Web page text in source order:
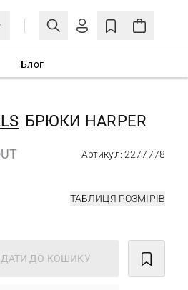
МОЯ ОБЛІКІВКА
СТВОРИТИ ОБЛІКІВКУ
Блог
БРЮКИ HARPER
Артикул: 2277778
ТАБЛИЦЯ РОЗМІРІВ
ДО КОШИКУ